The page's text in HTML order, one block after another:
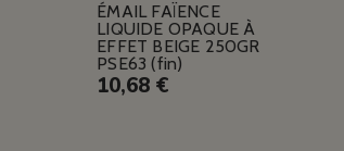
ÉMAIL FAÏENCE
LIQUIDE OPAQUE À
EFFET BEIGE 250GR
PSE63 (fin)
10,68 €